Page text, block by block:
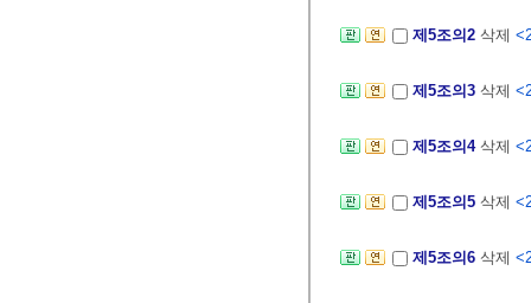
제5조의2 삭제
제5조의3 삭제
제5조의4 삭제
제5조의5 삭제
제5조의6 삭제